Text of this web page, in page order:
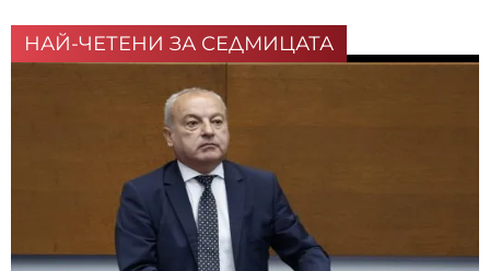
НАЙ-ЧЕТЕНИ ЗА СЕДМИЦАТА